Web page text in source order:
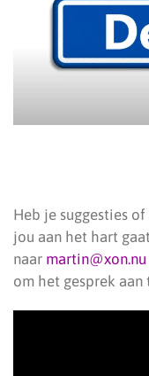
Heb je suggesties
jou aan het hart
naar martin@xon.nu
om het gesprek aan